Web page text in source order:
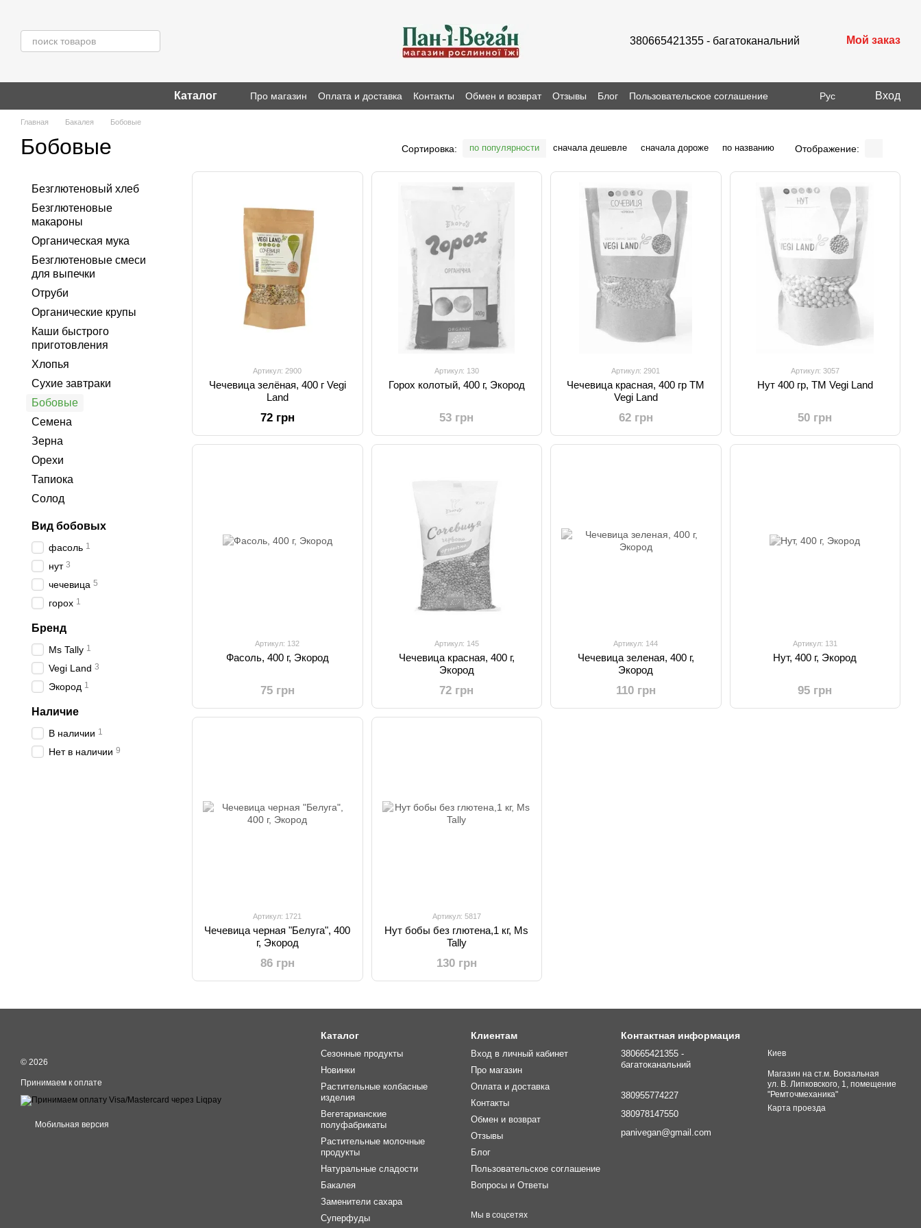
380665421355 - багатоканальний Мой заказ
Каталог Про магазин Оплата и доставка Контакты Обмен и возврат Отзывы Блог Пользовательское соглашение Рус Вход
Главная Бакалея Бобовые
Бобовые Сортировка: по популярности сначала дешевле сначала дороже по названию Отображение:
Артикул: 2900
Чечевица зелёная, 400 г Vegi
Land
72 грн
Артикул: 130
Горох колотый, 400 г, Экород
53 грн
Артикул: 2901
Чечевица красная, 400 гр ТМ
Vegi Land
62 грн
Артикул: 3057
Нут 400 гр, ТМ Vegi Land
50 грн
Артикул: 132
Фасоль, 400 г, Экород
75 грн
Артикул: 145
Чечевица красная, 400 г,
Экород
72 грн
Артикул: 144
Чечевица зеленая, 400 г,
Экород
110 грн
Артикул: 131
Нут, 400 г, Экород
95 грн
Артикул: 1721
Чечевица черная "Белуга", 400
г, Экород
86 грн
Артикул: 5817
Нут бобы без глютена,1 кг, Ms
Tally
130 грн
Безглютеновый хлеб
Безглютеновые
макароны
Органическая мука
Безглютеновые смеси
для выпечки
Отруби
Органические крупы
Каши быстрого
приготовления
Хлопья
Сухие завтраки
Бобовые
Семена
Зерна
Орехи
Тапиока
Солод
Вид бобовых
фасоль 1
нут 3
чечевица 5
горох 1
Бренд
Ms Tally 1
Vegi Land 3
Экород 1
Наличие
В наличии 1
Нет в наличии 9
© 2026
Принимаем к оплате
Мобильная версия
Каталог
Сезонные продукты
Новинки
Растительные колбасные
изделия
Вегетарианские
полуфабрикаты
Растительные молочные
продукты
Натуральные сладости
Бакалея
Заменители сахара
Суперфуды
Клиентам
Вход в личный кабинет
Про магазин
Оплата и доставка
Контакты
Обмен и возврат
Отзывы
Блог
Пользовательское соглашение
Вопросы и Ответы
Мы в соцсетях
Контактная информация
380665421355 -
багатоканальний
380955774227
380978147550
panivegan@gmail.com
Киев
Магазин на ст.м. Вокзальная
ул. В. Липковского, 1, помещение
"Ремточмеханика"
Карта проезда